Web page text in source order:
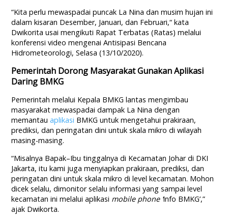
“Kita perlu mewaspadai puncak La Nina dan musim hujan ini
dalam kisaran Desember, Januari, dan Februari,“ kata
Dwikorita usai mengikuti Rapat Terbatas (Ratas) melalui
konferensi video mengenai Antisipasi Bencana
Hidrometeorologi, Selasa (13/10/2020).
Pemerintah Dorong Masyarakat Gunakan Aplikasi
Daring BMKG
Pemerintah melalui Kepala BMKG lantas mengimbau
masyarakat mewaspadai dampak La Nina dengan
memantauaplikasi BMKG untuk mengetahui prakiraan,
prediksi, dan peringatan dini untuk skala mikro di wilayah
masing-masing.
“Misalnya Bapak–Ibu tinggalnya di Kecamatan Johar di DKI
Jakarta, itu kami juga menyiapkan prakiraan, prediksi, dan
peringatan dini untuk skala mikro di level kecamatan. Mohon
dicek selalu, dimonitor selalu informasi yang sampai level
kecamatan ini melalui aplikasi mobile phone ‘Info BMKG’,”
ajak Dwikorta.